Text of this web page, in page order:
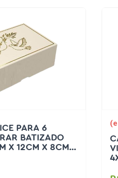
PARA 6
X 12CM X 8CM